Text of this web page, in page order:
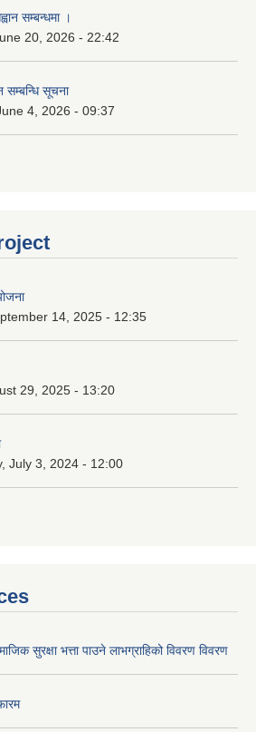
सम्बन्धमा ।
20, 2026 - 22:42
सम्बन्धि सूचना
4, 2026 - 09:37
14, 2025 - 12:35
29, 2025 - 13:20
July 3, 2024 - 12:00
सुरक्षा भत्ता पाउने लाभग्राहिको विवरण विवरण